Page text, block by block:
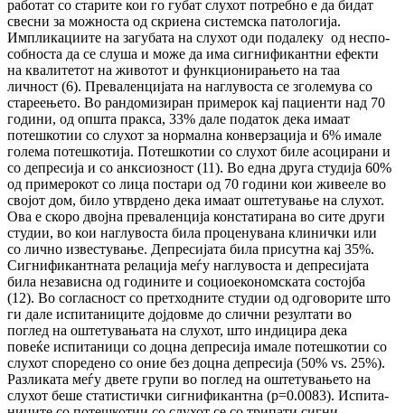
работат со старите кои го губат слу­хот потребно е да бидат
свесни за можноста од скри­ена системска патологија.
Импликациите на загубата на слухот оди подалеку од не­спо­
соб­носта да се слуша и може да има сиг­ни­фи­кант­ни ефекти
на квалитетот на животот и функ­ционирањето на таа
личност (6). Пре­ва­лен­ци­јата на наглувоста се зголемува со
ста­рее­ње­то. Во рандомизиран примерок кај па­циен­ти над 70
години, од општа пракса, 33% дале податок дека имаат
потешкотии со слу­хот за нормална конверзација и 6% имале
го­ле­ма потешкотија. Потешкотии со слухот биле асо­ци­рани и
со депресија и со анксиозност (11). Во една друга студија 60%
од при­ме­рокот со лица постари од 70 години кои жи­вее­ле во
својот дом, било утврдено дека имаат ош­те­тување на слухот.
Ова е скоро двојна пре­ва­ленција констатирана во сите други
студии, во кои наглувоста била проценувана клинички или
со лично известување. Депресијата била при­сутна кај 35%.
Сигнификантната релација меѓу наглувоста и депресијата
била независна од годините и социоекономската состојба
(12). Во согласност со претходните студии од од­го­во­рите што
ги дале испитаниците дојдовме до слич­ни резултати во
поглед на оштетувањата на слухот, што индицира дека
повеќе ис­пи­та­ни­ци со доцна депресија имале потешкотии со
слухот споредено со оние без доцна депресија (50% vs. 25%).
Разликата меѓу двете групи во по­глед на оштетувањето на
слухот беше ста­тис­тички сигнификантна (p=0.0083). Ис­пи­та­